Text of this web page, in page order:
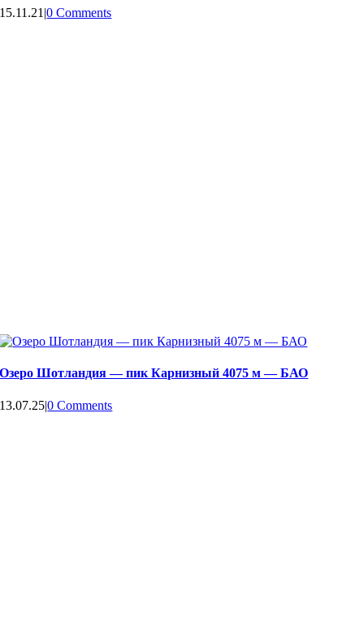
15.11.21 |0 Comments
Озеро Шотландия — пик Карнизный 4075 м — БАО
13.07.25|0 Comments